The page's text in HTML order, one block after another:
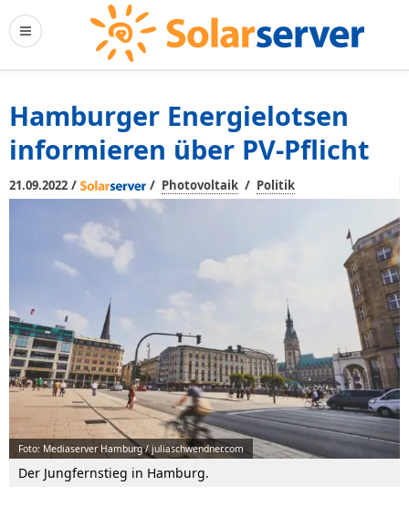
Hamburger Energielotsen
informieren über PV-Pflicht
21.09.2022 / / Photovoltaik / Politik
Foto: Mediaserver Hamburg / juliaschwendner.com
Der Jungfernstieg in Hamburg.